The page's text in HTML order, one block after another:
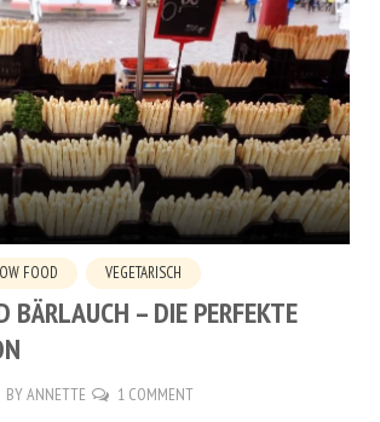
FOOD VEGETARISCH
BÄRLAUCH – DIE PERFEKTE
BYANNETTE 1 COMMENT